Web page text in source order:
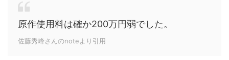
原作使用料は確か200万円弱でした。
佐藤秀峰さんのnoteより引用